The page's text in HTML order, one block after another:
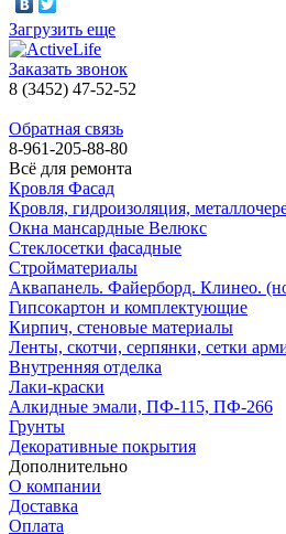
Загрузить еще
Заказать звонок
8 (3452) 47-52-52
Обратная связь
8-961-205-88-80
Всё для ремонта
Кровля Фасад
Кровля, гидроизоляция,
Окна мансардные Велюкс
Стеклосетки фасадные
Стройматериалы
Аквапанель. Файерборд. Клинео.
Гипсокартон и комплектующие
Кирпич, стеновые материалы
Ленты, скотчи, серпянки, сетки
Внутренняя отделка
Лаки-краски
Алкидные эмали, ПФ-115, ПФ-266
Грунты
Декоративные покрытия
Дополнительно
О компании
Доставка
Оплата